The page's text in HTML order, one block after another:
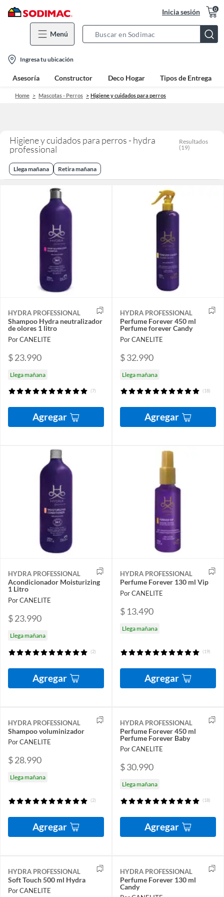
Inicia sesión 0
Menú
Bar
location-
icon
Ingresa tu ubicación
Asesoría Constructor Deco Hogar Tipos de Entrega
Home Mascotas - Perros Higiene y cuidados para perros
Higiene y cuidados para perros - hydra
professional
Resultados
(19)
Llega mañana Retira mañana
HYDRA PROFESSIONAL
Shampoo Hydra neutralizador
de olores 1 litro
Por CANELITE
$ 23.990
Llega mañana
(7)
Agregar
HYDRA PROFESSIONAL
Perfume Forever 450 ml
Perfume forever Candy
Por CANELITE
$ 32.990
Llega mañana
(18)
Agregar
HYDRA PROFESSIONAL
Acondicionador Moisturizing
1 Litro
Por CANELITE
$ 23.990
Llega mañana
(2)
Agregar
HYDRA PROFESSIONAL
Perfume Forever 130 ml Vip
Por CANELITE
$ 13.490
Llega mañana
(19)
Agregar
HYDRA PROFESSIONAL
Shampoo voluminizador
Por CANELITE
$ 28.990
Llega mañana
(2)
Agregar
HYDRA PROFESSIONAL
Perfume Forever 450 ml
Perfume Forever Baby
Por CANELITE
$ 30.990
Llega mañana
(18)
Agregar
HYDRA PROFESSIONAL
Soft Touch 500 ml Hydra
Por CANELITE
HYDRA PROFESSIONAL
Perfume Forever 130 ml
Candy